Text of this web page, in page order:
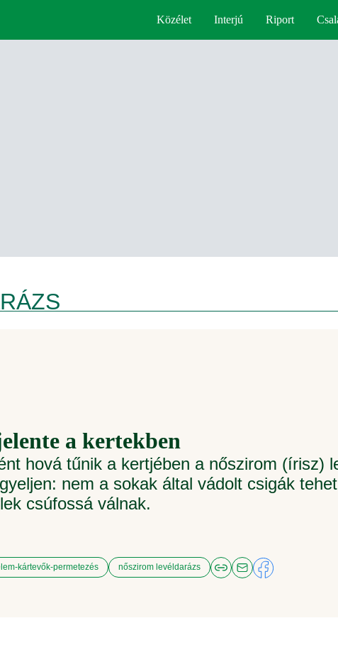
Közélet Interjú Riport
a kertekben
hová tűnik a kertjében a nőszirom (írisz)
nem a sokak által vádolt csigák
csúfossá válnak.
kártevők-permetezés nőszirom levéldarázs